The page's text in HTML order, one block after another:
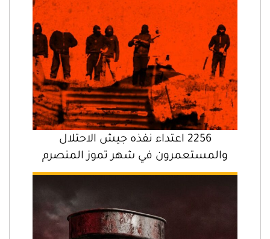
2256 اعتداء نفذه جيش الاحتلال
والمستعمرون في شهر تموز المنصرم